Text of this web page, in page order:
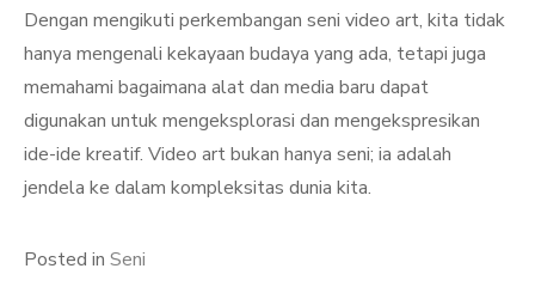
Dengan mengikuti perkembangan seni video art, kita tidak
hanya mengenali kekayaan budaya yang ada, tetapi juga
memahami bagaimana alat dan media baru dapat
digunakan untuk mengeksplorasi dan mengekspresikan
ide-ide kreatif. Video art bukan hanya seni; ia adalah
jendela ke dalam kompleksitas dunia kita.
Posted in Seni